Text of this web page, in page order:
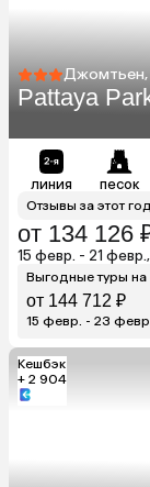
Джомтьен,
Pattaya
линия песок
Отзывы за этот год
от 134 126
15 февр. - 21
Выгодные туры
от 144 712 ₽
15 февр. - 23
Кешбэк
+ 2 904